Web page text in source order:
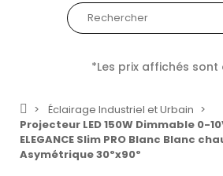
*Les prix affichés sont
Éclairage Industriel et Urbain
Projecteur LED 150W Dimmable 0-
ELEGANCE Slim PRO Blanc Blanc
Asymétrique 30ºx90º